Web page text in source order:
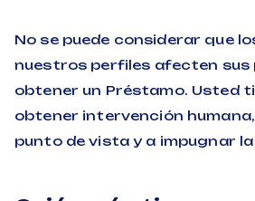
No se puede considerar que
nuestros perfiles afecten sus
obtener un Préstamo. Usted
obtener intervención
punto de vista y a impugnar la